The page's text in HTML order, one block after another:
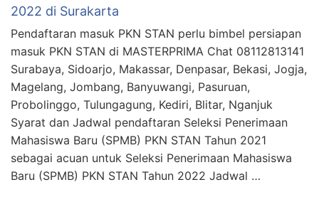
2022 di Surakarta
Pendaftaran masuk PKN STAN perlu bimbel persiapan
masuk PKN STAN di MASTERPRIMA Chat 08112813141
Surabaya, Sidoarjo, Makassar, Denpasar, Bekasi, Jogja,
Magelang, Jombang, Banyuwangi, Pasuruan,
Probolinggo, Tulungagung, Kediri, Blitar, Nganjuk
Syarat dan Jadwal pendaftaran Seleksi Penerimaan
Mahasiswa Baru (SPMB) PKN STAN Tahun 2021
sebagai acuan untuk Seleksi Penerimaan Mahasiswa
Baru (SPMB) PKN STAN Tahun 2022 Jadwal …